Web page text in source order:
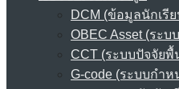
DCM (ข้อมูลนักเรี
OBEC Asset (ระ
CCT (ระบบปัจจัย
G-code (ระบบกำ